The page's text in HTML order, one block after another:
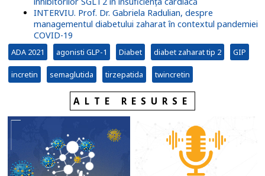
INTERVIU. Prof. Dr. Gabriela Radulian, despre
managementul diabetului zaharat în contextul pandemiei
COVID-19
ADA 2021 agonisti GLP-1 Diabet diabet zaharat tip 2 GIP
incretin semaglutida tirzepatida twincretin
ALTE RESURSE